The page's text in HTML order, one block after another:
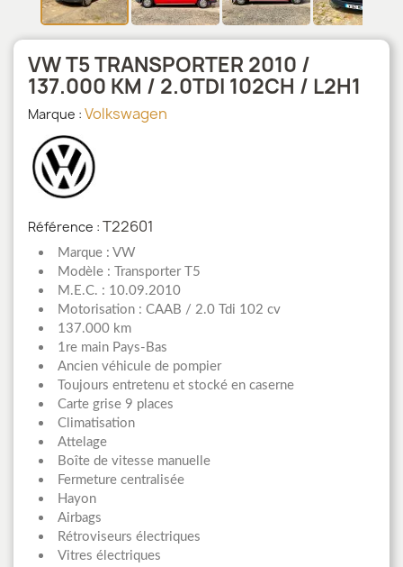
VW T5 TRANSPORTER 2010 /
137.000 KM / 2.0TDI 102CH / L2H1
Marque : Volkswagen
Référence : T22601
Marque : VW
Modèle : Transporter T5
M.E.C. : 10.09.2010
Motorisation : CAAB / 2.0 Tdi 102 cv
137.000 km
1re main Pays-Bas
Ancien véhicule de pompier
Toujours entretenu et stocké en caserne
Carte grise 9 places
Climatisation
Attelage
Boîte de vitesse manuelle
Fermeture centralisée
Hayon
Airbags
Rétroviseurs électriques
Vitres électriques